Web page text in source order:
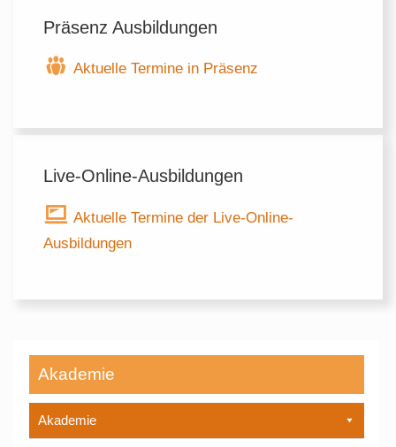
Präsenz Ausbildungen
Aktuelle Termine in Präsenz
Live-Online-Ausbildungen
Aktuelle Termine der Live-Online-
Ausbildungen
Akademie
Akademie